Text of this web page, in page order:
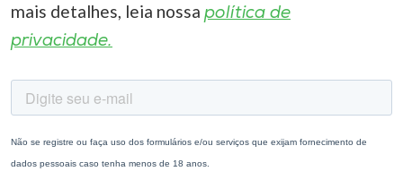
mais detalhes, leia nossa política de
privacidade.